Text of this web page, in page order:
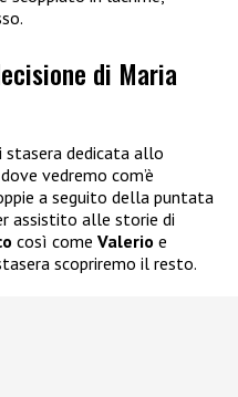
di Maria
dedicata allo
vedremo com’è
a seguito della puntata
assistito alle storie di
così come Valerio e
scopriremo il resto.